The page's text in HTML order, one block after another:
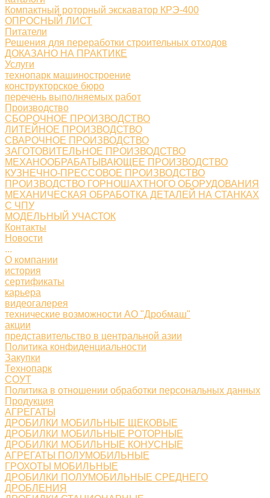
Компактный роторный экскаватор КРЭ-400
ОПРОСНЫЙ ЛИСТ
Питатели
Решения для переработки строительных отходов
ДОКАЗАНО НА ПРАКТИКЕ
Услуги
технопарк машиностроение
конструкторское бюро
перечень выполняемых работ
Производство
СБОРОЧНОЕ ПРОИЗВОДСТВО
ЛИТЕЙНОЕ ПРОИЗВОДСТВО
СВАРОЧНОЕ ПРОИЗВОДСТВО
ЗАГОТОВИТЕЛЬНОЕ ПРОИЗВОДСТВО
МЕХАНООБРАБАТЫВАЮЩЕЕ ПРОИЗВОДСТВО
КУЗНЕЧНО-ПРЕССОВОЕ ПРОИЗВОДСТВО
ПРОИЗВОДСТВО ГОРНОШАХТНОГО ОБОРУДОВАНИЯ
МЕХАНИЧЕСКАЯ ОБРАБОТКА ДЕТАЛЕЙ НА СТАНКАХ
С ЧПУ
МОДЕЛЬНЫЙ УЧАСТОК
Контакты
Новости
...
О компании
история
сертификаты
карьера
видеогалерея
технические возможности АО "Дробмаш"
акции
представительство в центральной азии
Политика конфиденциальности
Закупки
Технопарк
СОУТ
Политика в отношении обработки персональных данных
Продукция
АГРЕГАТЫ
ДРОБИЛКИ МОБИЛЬНЫЕ ЩЕКОВЫЕ
ДРОБИЛКИ МОБИЛЬНЫЕ РОТОРНЫЕ
ДРОБИЛКИ МОБИЛЬНЫЕ КОНУСНЫЕ
АГРЕГАТЫ ПОЛУМОБИЛЬНЫЕ
ГРОХОТЫ МОБИЛЬНЫЕ
ДРОБИЛКИ ПОЛУМОБИЛЬНЫЕ СРЕДНЕГО
ДРОБЛЕНИЯ